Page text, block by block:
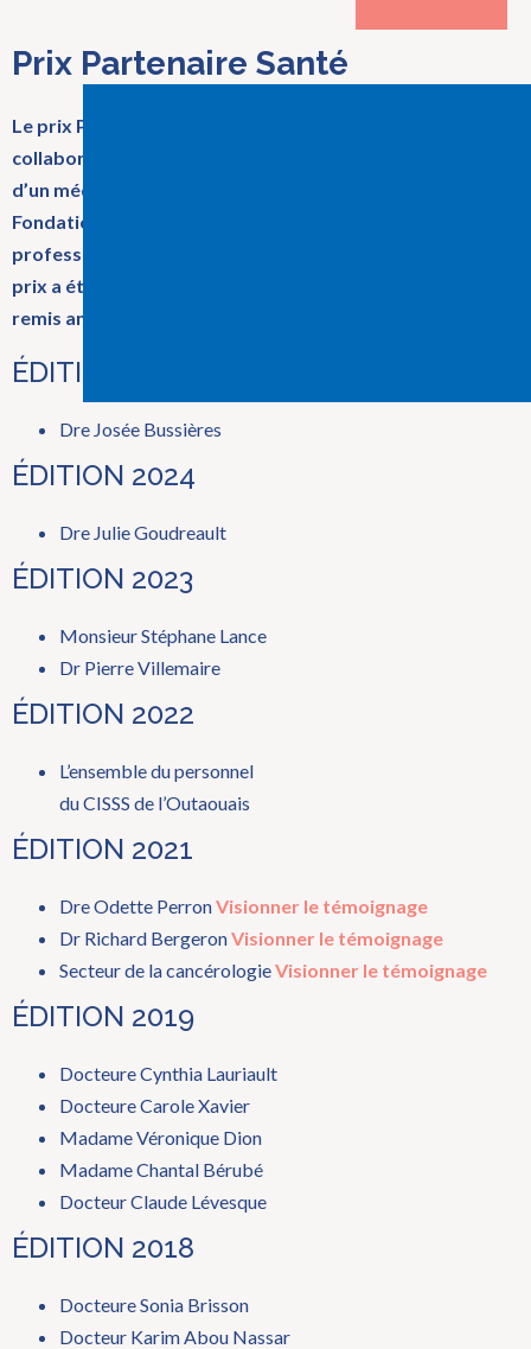
Prix Partenaire Santé
Le prix Partenaire Santé souhaite souligner la
collaboration exceptionnelle d’un employé, d’un cadre ou
d’un médecin du CISSS de l’Outaouais envers la
Fondation. Cette collaboration peut être de nature
professionnelle, bénévole, philanthropique ou autre. Le
prix a été remis pour la première fois en 2017 et sera
remis annuellement.
ÉDITION 2025
Dre Josée Bussières
ÉDITION 2024
Dre Julie Goudreault
ÉDITION 2023
Monsieur Stéphane Lance
Dr Pierre Villemaire
ÉDITION 2022
L’ensemble du personnel
du CISSS de l’Outaouais
ÉDITION 2021
Dre Odette PerronVisionner le témoignage
Dr Richard BergeronVisionner le témoignage
Secteur de la cancérologieVisionner le témoignage
ÉDITION 2019
Docteure Cynthia Lauriault
Docteure Carole Xavier
Madame Véronique Dion
Madame Chantal Bérubé
Docteur Claude Lévesque
ÉDITION 2018
Docteure Sonia Brisson
Docteur Karim Abou Nassar